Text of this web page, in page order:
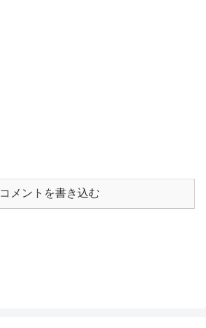
コメントを書き込む